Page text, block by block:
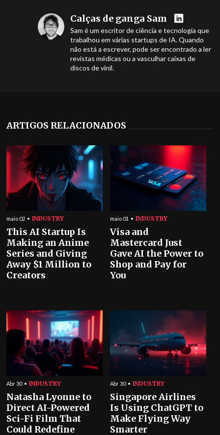
Calças de ganga Sam
Sam é um escritor de ciência e tecnologia que
trabalhou em várias startups de IA. Quando
não está a escrever, pode ser encontrado a ler
revistas médicas ou a vasculhar caixas de
discos de vinil.
ARTIGOS RELACIONADOS
maio 02 INDUSTRY
This AI Startup Is
Making an Anime
Series and Giving
Away $1 Million to
Creators
maio 01 INDUSTRY
Visa and
Mastercard Just
Gave AI the Power to
Shop and Pay for
You
Abr 30 INDUSTRY
Natasha Lyonne to
Direct AI-Powered
Sci-Fi Film That
Could Redefine
Abr 30 INDUSTRY
Singapore Airlines
Is Using ChatGPT to
Make Flying Way
Smarter